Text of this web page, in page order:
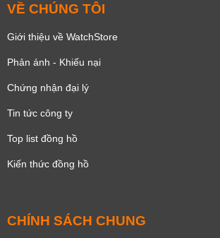
VỀ CHÚNG TÔI
Giới thiệu về WatchStore
Phản ánh - Khiếu nại
Chứng nhận đại lý
Tin tức công ty
Top list đồng hồ
Kiến thức đồng hồ
CHÍNH SÁCH CHUNG